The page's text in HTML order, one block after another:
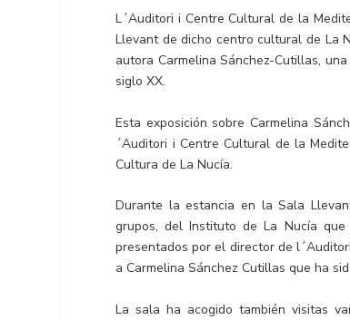
L´Auditori i Centre Cultural de la
Llevant de dicho centro cultural de La
autora Carmelina Sánchez-Cutillas,
siglo XX.
Esta exposición sobre Carmelina
´Auditori i Centre Cultural de la
Cultura de La Nucía.
Durante la estancia en la Sala
grupos, del Instituto de La Nucía
presentados por el director de
a Carmelina Sánchez Cutillas que ha
La sala ha acogido también visitas